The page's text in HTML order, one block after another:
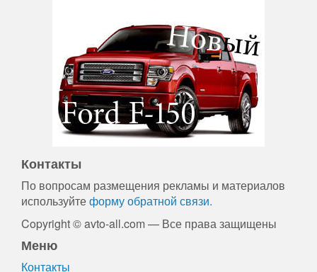
Контакты
По вопросам размещения рекламы и материалов
используйтеформу обратной связи.
Copyright © avto-all.com — Все права защищены
Меню
Контакты